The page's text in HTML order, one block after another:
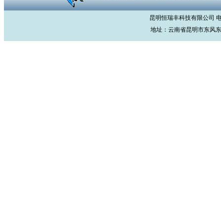
昆明恒瑞丰科技有限公司
地址：云南省昆明市东风